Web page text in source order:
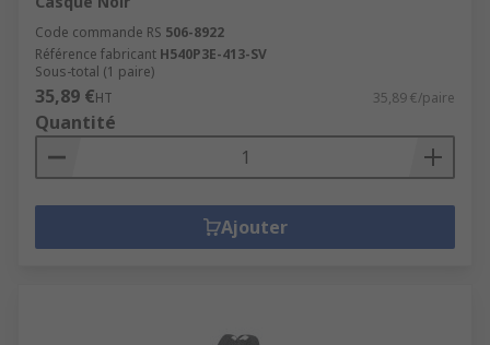
Code commande RS 506-8922
Référence fabricant H540P3E-413-SV
Sous-total (1 paire)
35,89 €HT 35,89 €/paire
Quantité
Ajouter